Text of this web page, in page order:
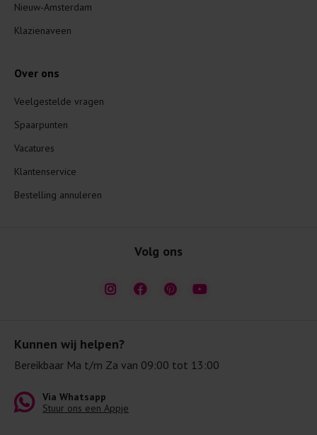
Kunnen wij helpen?
Bereikbaar Ma t/m Za van 09:00 tot 13:00
Via Whatsapp
Stuur ons een Appje
Nieuw-Amsterdam
Klazienaveen
Over ons
Veelgestelde vragen
Spaarpunten
Vacatures
Klantenservice
Bestelling annuleren
Volg ons